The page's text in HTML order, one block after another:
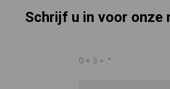
Schrijf u in voor onze
0 + 3 = *